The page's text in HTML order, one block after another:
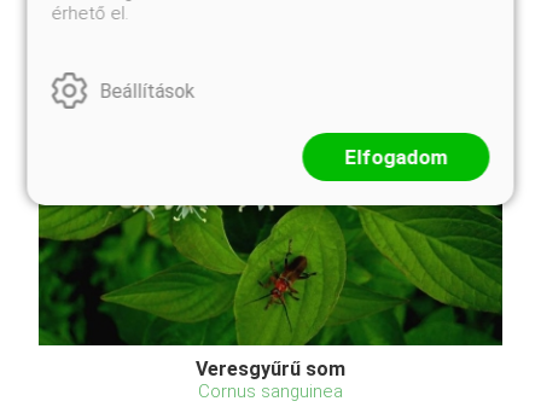
Veresgyűrű som
Cornus sanguinea
érhető el.
Beállítások
Elfogadom